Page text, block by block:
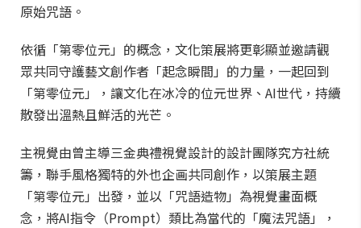
原始咒語。
依循「第零位元」的概念，文化策展將更彰顯並邀請觀
眾共同守護藝文創作者「起念瞬間」的力量，一起回到
「第零位元」，讓文化在冰冷的位元世界、AI世代，持續
散發出溫熱且鮮活的光芒。
主視覺由曾主導三金典禮視覺設計的設計團隊究方社統
籌，聯手風格獨特的外也企画共同創作，以策展主題
「第零位元」出發，並以「咒語造物」為視覺畫面概
念，將AI指令（Prompt）類比為當代的「魔法咒語」，